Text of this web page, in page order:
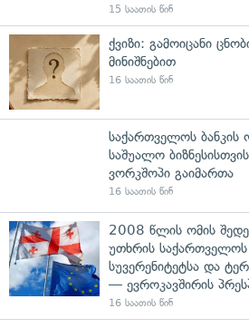
15 საათის წინ
ქვიზი: გამოიცანი
მინიშნებით
16 საათის წინ
საქართველოს ბანკის
საშუალო
ვორკშოპი გაიმართა
16 საათის წინ
2008 წლის ომის
უთხრის
სუვერენიტეტსა და
— ევროკავშირის
16 საათის წინ